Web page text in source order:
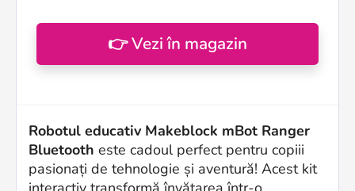
👉 Vezi în magazin
Robotul educativ Makeblock mBot Ranger
Bluetooth este cadoul perfect pentru copiii
pasionați de tehnologie și aventură! Acest kit